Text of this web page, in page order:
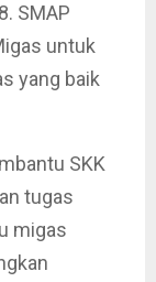
SMAP
untuk
yang baik
SKK
tugas
migas